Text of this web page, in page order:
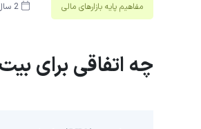
مفاهیم پایه بازار‌های مالی 2 سال پیش
چه اتفاقی برای